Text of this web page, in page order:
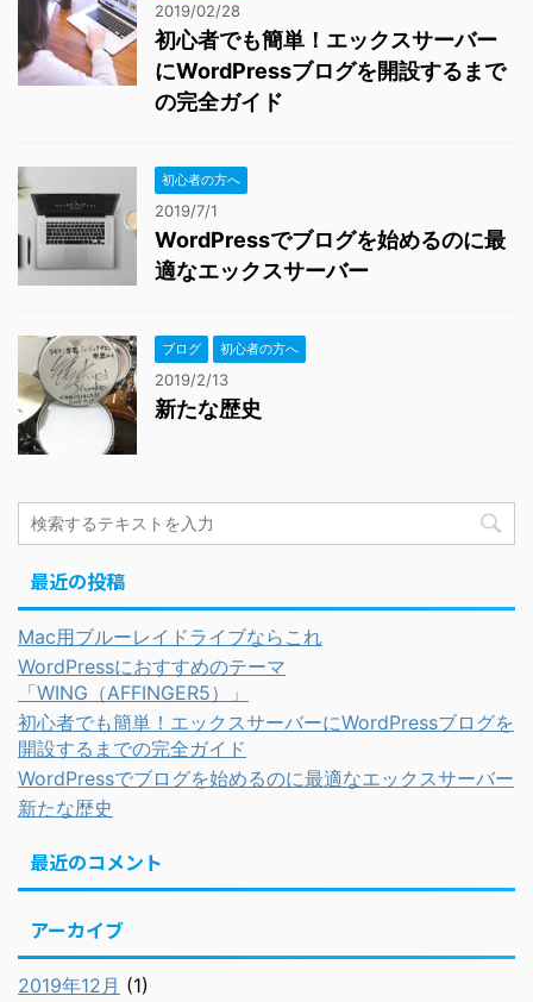
2019/02/28
初心者でも簡単！エックスサーバー
にWordPressブログを開設するまで
の完全ガイド
初心者の方へ
2019/7/1
WordPressでブログを始めるのに最
適なエックスサーバー
ブログ 初心者の方へ
2019/2/13
新たな歴史
最近の投稿
Mac用ブルーレイドライブならこれ
WordPressにおすすめのテーマ
「WING（AFFINGER5）」
初心者でも簡単！エックスサーバーにWordPressブログを
開設するまでの完全ガイド
WordPressでブログを始めるのに最適なエックスサーバー
新たな歴史
最近のコメント
アーカイブ
2019年12月 (1)